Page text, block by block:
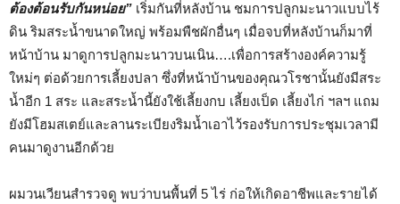
ต้องต้อนรับกันหน่อย” เริ่มกันที่หลังบ้าน ชมการปลูกมะนาวแบบไร้
ดิน ริมสระน้ำขนาดใหญ่ พร้อมพืชผักอื่นๆ เมื่อจบที่หลังบ้านก็มาที่
หน้าบ้าน มาดูการปลูกมะนาวบนเนิน….เพื่อการสร้างองค์ความรู้
ใหม่ๆ ต่อด้วยการเลี้ยงปลา ซึ่งที่หน้าบ้านของคุณวโรชานั้นยังมีสระ
น้ำอีก 1 สระ และสระน้ำนี้ยังใช้เลี้ยงกบ เลี้ยงเป็ด เลี้ยงไก่ ฯลฯ แถม
ยังมีโฮมสเตย์และลานระเบียงริมน้ำเอาไว้รองรับการประชุมเวลามี
คนมาดูงานอีกด้วย
ผมวนเวียนสำรวจดู พบว่าบนพื้นที่ 5 ไร่ ก่อให้เกิดอาชีพและรายได้